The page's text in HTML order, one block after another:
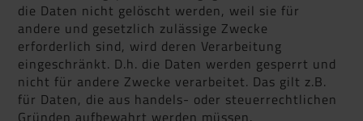
die Daten nicht gelöscht werden, weil sie für
andere und gesetzlich zulässige Zwecke
erforderlich sind, wird deren Verarbeitung
eingeschränkt. D.h. die Daten werden gesperrt und
nicht für andere Zwecke verarbeitet. Das gilt z.B.
für Daten, die aus handels- oder steuerrechtlichen